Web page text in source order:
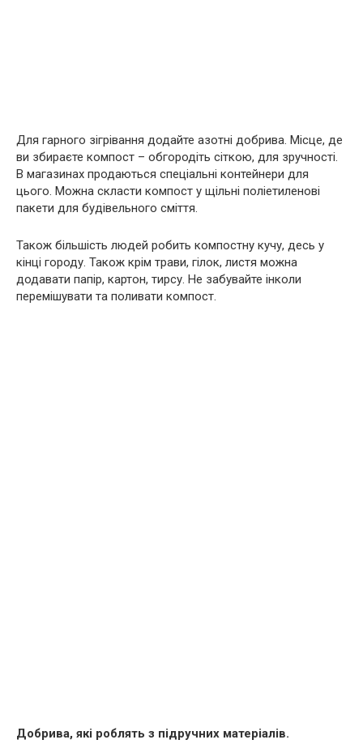
Для гарного зігрівання додайте азотні добрива. Місце, де
ви збираєте компост – обгородіть сіткою, для зручності.
В магазинах продаються спеціальні контейнери для
цього. Можна скласти компост у щільні поліетиленові
пакети для будівельного сміття.
Також більшість людей робить компостну кучу, десь у
кінці городу. Також крім трави, гілок, листя можна
додавати папір, картон, тирсу. Не забувайте інколи
перемішувати та поливати компост.
Добрива, які роблять з підручних матеріалів.